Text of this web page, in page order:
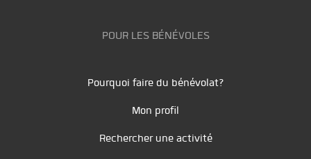
POUR LES BÉNÉVOLES
Pourquoi faire du bénévolat?
Mon profil
Rechercher une activité